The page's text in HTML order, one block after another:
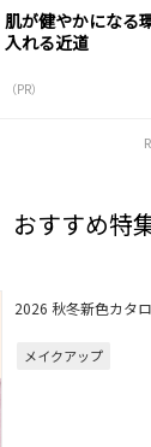
肌が健やかになる
入れる近道
（PR）
おすすめ特
2026 秋冬新色カタ
メイクアップ